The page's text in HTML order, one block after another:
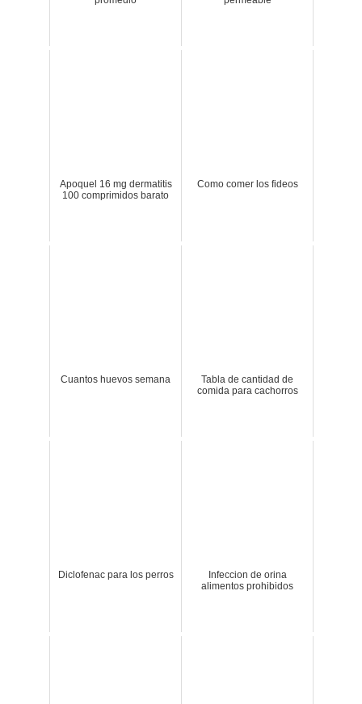
Apoquel 16 mg dermatitis
100 comprimidos barato
Como comer los fideos
Cuantos huevos semana
Tabla de cantidad de
comida para cachorros
Diclofenac para los perros
Infeccion de orina
alimentos prohibidos